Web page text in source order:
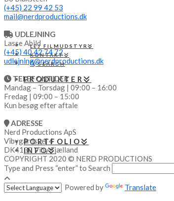
LEJ FILMUDSTYR
KONTAKT
SEARCH
PRODUKTER
PORTFOLIO
INFO
(+45) 22 99 42 53
mail@nerdproductions.dk
UDLEJNING
Lasse Abild
(+45) 40 42 74 72
udlejning@nerdproductions.dk
TELEFONTIDER
Mandag – Torsdag | 09:00 – 16:00
Fredag | 09:00 – 15:00
Kun besøg efter aftale
ADRESSE
Nerd Productions ApS
Vibygårdsvej 4
DK4130 Viby Sjælland
COPYRIGHT 2020 © NERD PRODUCTIONS
Type and Press “enter” to Search
Powered by Translate